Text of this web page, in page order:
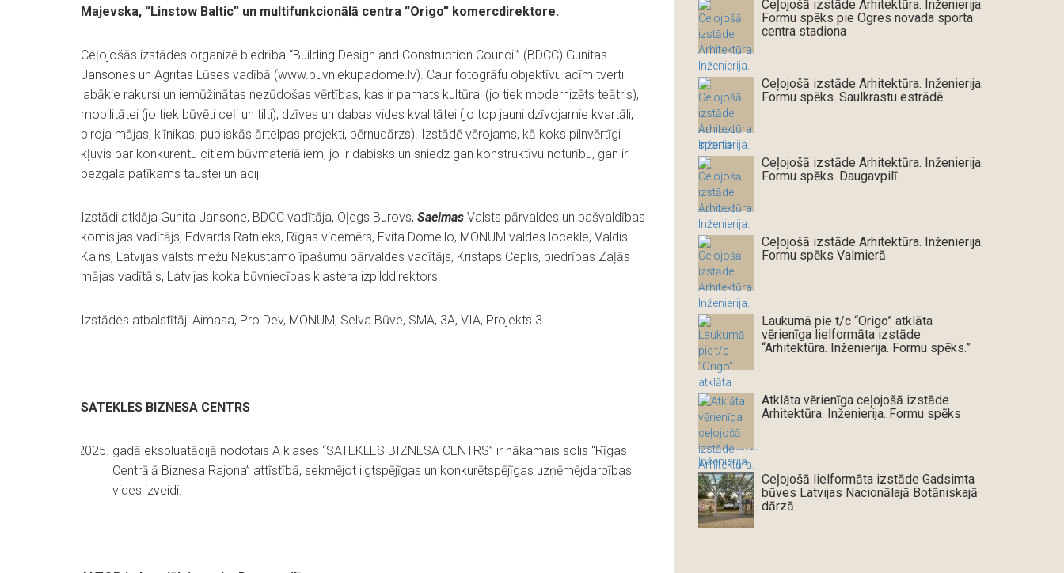
Majevska, “Linstow Baltic” un multifunkcionālā centra “Origo” komercdirektore.
Ceļojošās izstādes organizē biedrība “Building Design and Construction Council” (BDCC) Gunitas
Jansones un Agritas Lūses vadībā (www.buvniekupadome.lv). Caur fotogrāfu objektīvu acīm tverti
labākie rakursi un iemūžinātas nezūdošas vērtības, kas ir pamats kultūrai (jo tiek modernizēts teātris),
mobilitātei (jo tiek būvēti ceļi un tilti), dzīves un dabas vides kvalitātei (jo top jauni dzīvojamie kvartāli,
biroja mājas, klīnikas, publiskās ārtelpas projekti, bērnudārzs). Izstādē vērojams, kā koks pilnvērtīgi
kļuvis par konkurentu citiem būvmateriāliem, jo ir dabisks un sniedz gan konstruktīvu noturību, gan ir
bezgala patīkams taustei un acij.
Izstādi atklāja Gunita Jansone, BDCC vadītāja, Oļegs Burovs, Saeimas Valsts pārvaldes un pašvaldības
komisijas vadītājs, Edvards Ratnieks, Rīgas vicemērs, Evita Domello, MONUM valdes locekle, Valdis
Kalns, Latvijas valsts mežu Nekustamo īpašumu pārvaldes vadītājs, Kristaps Ceplis, biedrības Zaļās
mājas vadītājs, Latvijas koka būvniecības klastera izpilddirektors.
Izstādes atbalstītāji Aimasa, Pro Dev, MONUM, Selva Būve, SMA, 3A, VIA, Projekts 3.
SATEKLES BIZNESA CENTRS
gadā ekspluatācijā nodotais A klases “SATEKLES BIZNESA CENTRS” ir nākamais solis “Rīgas
Centrālā Biznesa Rajona” attīstībā, sekmējot ilgtspējīgas un konkurētspējīgas uzņēmējdarbības
vides izveidi.
Ceļojošā izstāde Arhitektūra. Inženierija.
Formu spēks pie Ogres novada sporta
centra stadiona
Ceļojošā izstāde Arhitektūra. Inženierija.
Formu spēks. Saulkrastu estrādē
Ceļojošā izstāde Arhitektūra. Inženierija.
Formu spēks. Daugavpilī.
Ceļojošā izstāde Arhitektūra. Inženierija.
Formu spēks Valmierā
Laukumā pie t/c “Origo” atklāta
vērienīga lielformāta izstāde
“Arhitektūra. Inženierija. Formu spēks.”
Atklāta vērienīga ceļojošā izstāde
Arhitektūra. Inženierija. Formu spēks
Ceļojošā lielformāta izstāde Gadsimta
būves Latvijas Nacionālajā Botāniskajā
dārzā